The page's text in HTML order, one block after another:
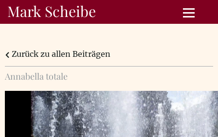
Mark Scheibe
Zurück zu allen Beiträgen
Annabella totale